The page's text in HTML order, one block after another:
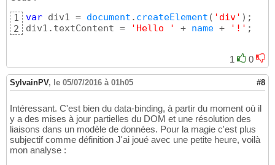
1
2
var div1 = document . createElement ( 'div' ) ;
div1.textContent =
'Hello ' + name + '!' ;
1 0
SylvainPV, le 05/07/2016 à 01h05 #8
Intéressant. C'est bien du data-binding, à partir du moment où il
y a des mises à jour partielles du DOM et une résolution des
liaisons dans un modèle de données. Pour la magie c'est plus
subjectif comme définition J'ai joué avec une petite heure, voilà
mon analyse :